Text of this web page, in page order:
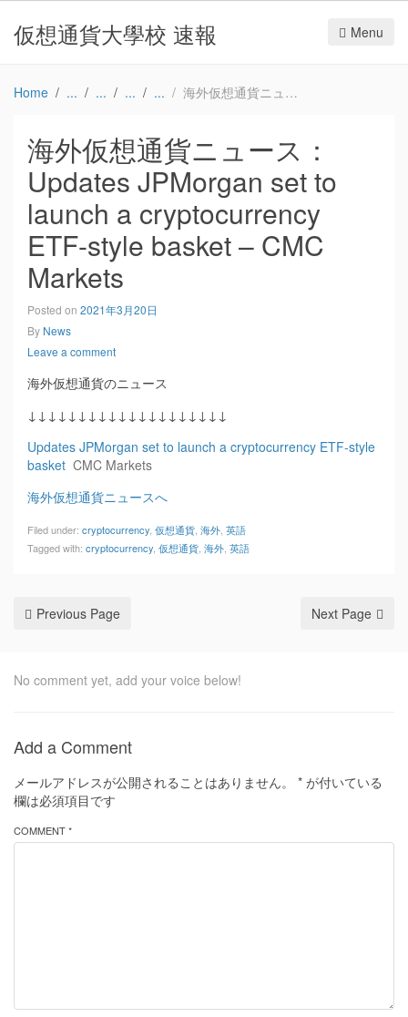
仮想通貨大學校 速報 Menu
Home 海外仮想通貨ニュース：Updates JPMorgan set to launch a cryptocurrency ETF-style basket – CMC Markets
海外仮想通貨ニュース：
Updates JPMorgan set to
launch a cryptocurrency
ETF-style basket – CMC
Markets
Posted on 2021年3月20日
By News
Leave a comment
海外仮想通貨のニュース
↓↓↓↓↓↓↓↓↓↓↓↓↓↓↓↓↓↓↓↓
Updates JPMorgan set to launch a cryptocurrency ETF-style
basket CMC Markets
海外仮想通貨ニュースへ
Filed under: cryptocurrency 仮想通貨 海外 英語
Tagged with: cryptocurrency 仮想通貨 海外 英語
Previous Page Next Page
No comment yet, add your voice below!
Add a Comment
メールアドレスが公開されることはありません。 * が付いている
欄は必須項目です
COMMENT *